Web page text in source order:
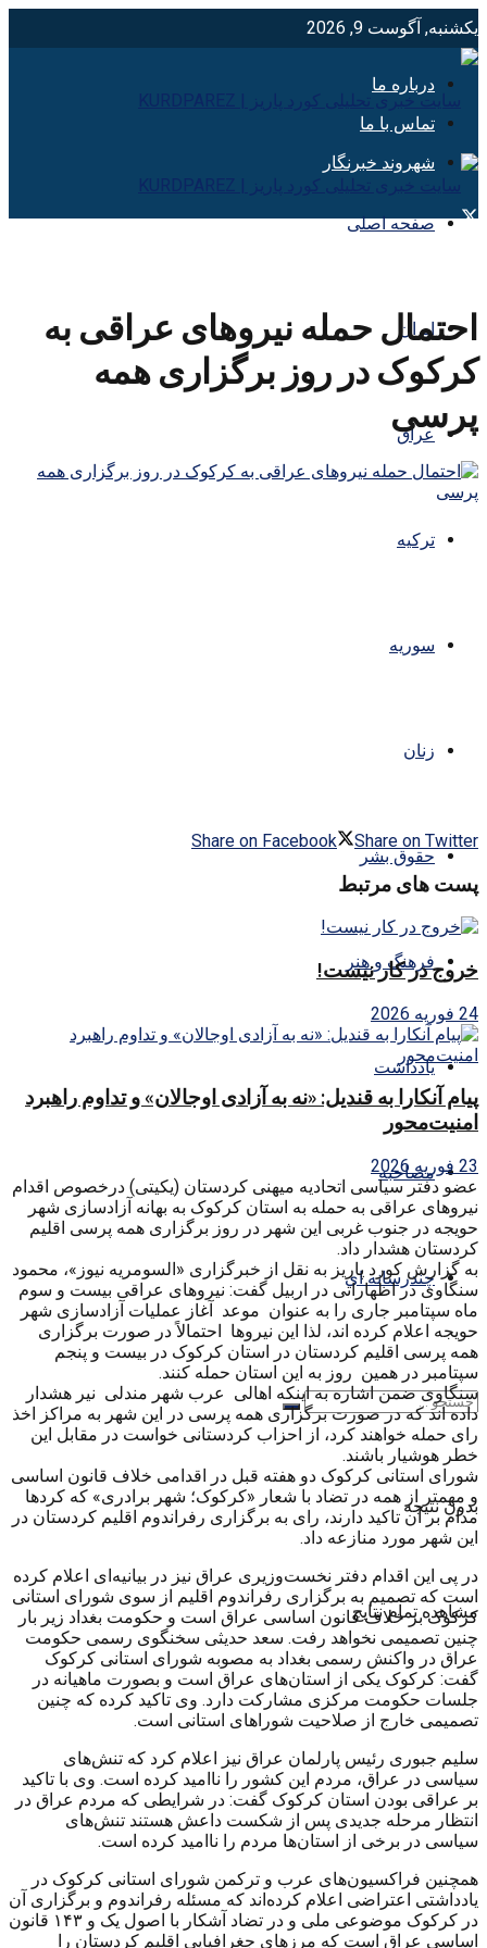
یکشنبه, آگوست 9, 2026
درباره ما
تماس با ما
شهروند خبرنگار
صفحه اصلی
ایران
عراق
ترکیه
سوریه
زنان
حقوق بشر
فرهنگ و هنر
یادداشت
مصاحبه
چندرسانه ای
بدون نتیجه
مشاهده تمام نتایج
احتمال حمله نیروهای عراقی به
کرکوک در روز برگزاری همه
پرسی
Share on Facebook Share on Twitter
پست های مرتبط
خروج در کار نیست!
24 فوریه 2026
پیام آنکارا به قندیل: «نه به آزادی اوجالان» و تداوم راهبرد
امنیت‌محور
23 فوریه 2026
عضو دفتر سیاسی اتحادیه میهنی کردستان (یکیتی) درخصوص اقدام
نیروهای عراقی به حمله به استان کرکوک به بهانه آزادسازی شهر
حویجه در جنوب غربی این شهر در روز برگزاری همه پرسی اقلیم
کردستان هشدار داد.
به گزارش کورد پاریز به نقل از خبرگزاری «السومریه نیوز»، محمود
سنگاوی در اظهاراتی در اربیل گفت: نیروهای عراقی بیست و سوم
ماه سپتامبر جاری را به عنوان موعد آغاز عملیات آزادسازی شهر
حویجه اعلام کرده اند، لذا این نیروها احتمالاً در صورت برگزاری
همه پرسی اقلیم کردستان در استان کرکوک در بیست و پنجم
سپتامبر در همین روز به این استان حمله کنند.
سنگاوی ضمن اشاره به اینکه اهالی عرب شهر مندلی نیر هشدار
داده اند که در صورت برگزاری همه پرسی در این شهر به مراکز اخذ
رای حمله خواهند کرد، از احزاب کردستانی خواست در مقابل این
خطر هوشیار باشند.
شورای استانی کرکوک دو هفته قبل در اقدامی خلاف قانون اساسی
و مهمتر از همه در تضاد با شعار «کرکوک؛ شهر برادری» که کردها
مدام بر آن تاکید دارند، رای به برگزاری رفراندوم اقلیم کردستان در
این شهر مورد منازعه داد.
در پی این اقدام دفتر نخست‌وزیری عراق نیز در بیانیه‌ای اعلام کرده
است که تصمیم به برگزاری رفراندوم اقلیم از سوی شورای استانی
کرکوک بر خلاف قانون اساسی عراق است و حکومت بغداد زیر بار
چنین تصمیمی نخواهد رفت. سعد حدیثی سخنگوی رسمی حکومت
عراق در واکنش رسمی بغداد به مصوبه شورای استانی کرکوک
گفت: کرکوک یکی از استان‌های عراق است و بصورت ماهیانه در
جلسات حکومت مرکزی مشارکت دارد. وی تاکید کرده که چنین
تصمیمی خارج از صلاحیت شوراهای استانی است.
سلیم جبوری رئیس پارلمان عراق نیز اعلام کرد که تنش‌های
سیاسی در عراق، مردم این کشور را ناامید کرده است. وی با تاکید
بر عراقی بودن استان کرکوک گفت: در شرایطی که مردم عراق در
انتظار مرحله جدیدی پس از شکست داعش هستند تنش‌های
سیاسی در برخی از استان‌ها مردم را ناامید کرده است.
همچنین فراکسیون‌های عرب و ترکمن شورای استانی کرکوک در
یادداشتی اعتراضی اعلام کرده‌اند که مسئله رفراندوم و برگزاری آن
در کرکوک موضوعی ملی و در تضاد آشکار با اصول یک و ۱۴۳ قانون
اساسی عراق است که مرزهای جغرافیایی اقلیم کردستان را